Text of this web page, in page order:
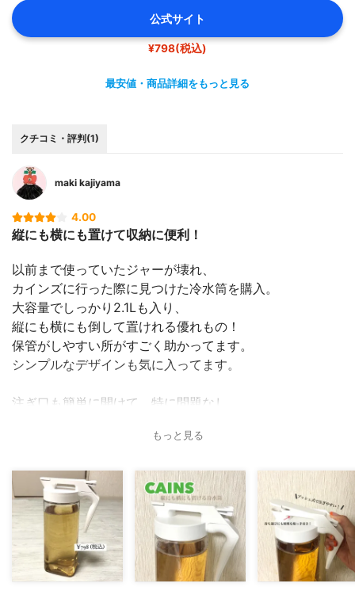
公式サイト
¥798(税込)
最安値・商品詳細をもっと見る
クチコミ・評判(1)
maki kajiyama
4.00
縦にも横にも置けて収納に便利！
以前まで使っていたジャーが壊れ、
カインズに行った際に見つけた冷水筒を購入。
大容量でしっかり2.1Lも入り、
縦にも横にも倒して置けれる優れもの！
保管がしやすい所がすごく助かってます。
シンプルなデザインも気に入ってます。
注ぎ口も簡単に開けて、特に問題なし
取り外しが不可能なのか、洗いにくい部分はあります。容
そこは特に言う事なしです。
もっと見る